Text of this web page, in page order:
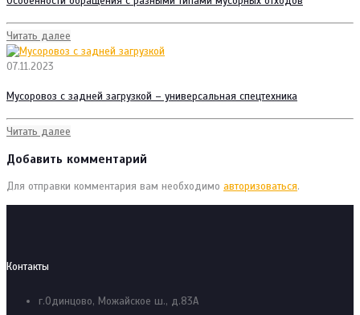
Читать далее
07.11.2023
Мусоровоз с задней загрузкой – универсальная спецтехника
Читать далее
Добавить комментарий
Для отправки комментария вам необходимо авторизоваться.
Контакты
г.Одинцово, Можайское ш., д.83А